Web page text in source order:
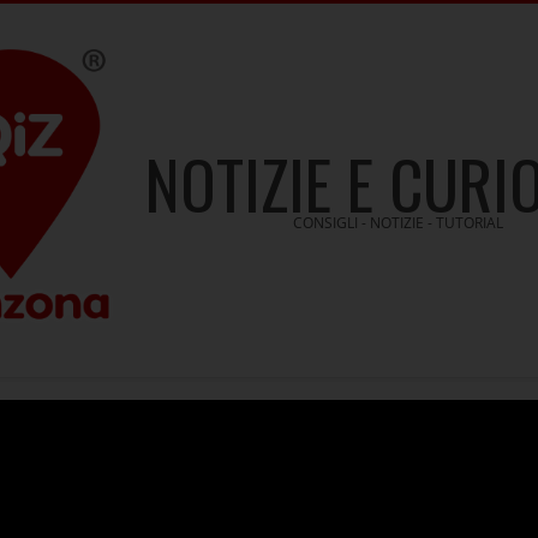
NOTIZIE ECONSIGLI - NOTIZIE - TUTORIAL